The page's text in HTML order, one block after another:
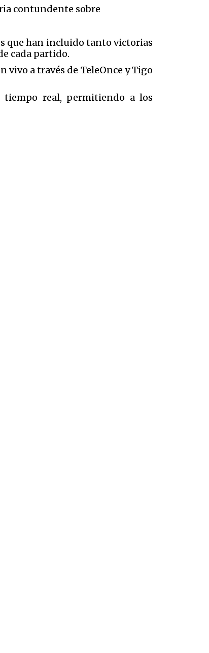
contundente sobre
que han incluido tanto victorias
cada partido​​​​.
vivo a través de TeleOnce y Tigo
tiempo real, permitiendo a los